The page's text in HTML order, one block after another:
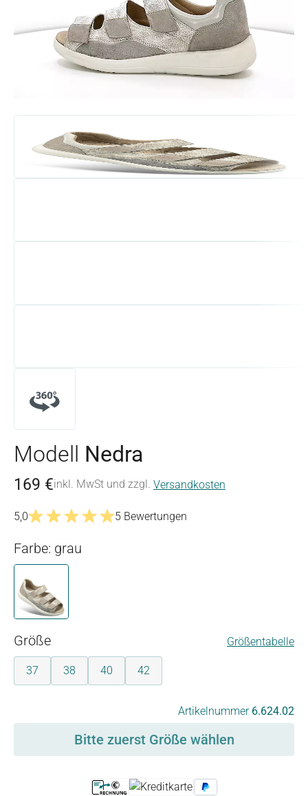
Modell Nedra
169 €inkl. MwSt und zzgl. Versandkosten
5,0
5 Bewertungen
Farbe: grau
grau
Größeauswählen Größentabelle
37 38 40 42
Artikelnummer 6.624.02
Bitte zuerst Größe wählen